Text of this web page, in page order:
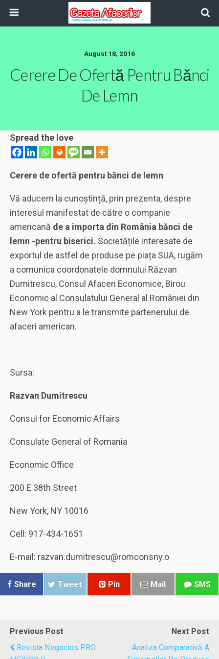
August 18, 2016
Cerere De Ofertă Pentru Bănci
De Lemn
Spread the love
Cerere de ofertă pentru bănci de lemn
Vă aducem la cunoștință, prin prezenta, despre
interesul manifestat de către o companie
americană de a importa din România bănci de
lemn -pentru biserici. Societățile interesate de
exportul de astfel de produse pe piața SUA, rugăm
a comunica coordonatele domnului Răzvan
Dumitrescu, Consul Afaceri Economice, Birou
Economic al Consulatului General al României din
New York pentru a le transmite partenerului de
afaceri american.
Sursa:
Razvan Dumitrescu
Consul for Economic Affairs
Consulate General of Romania
Economic Office
200 E 38th Street
New York, NY 10016
Cell: 917-434-1651
E-mail: razvan.dumitrescu@romconsny.o
Share Tweet Pin Mail SMS
Previous Post
Revista Negocios PRO
Next Post
Analiza Comparativă A